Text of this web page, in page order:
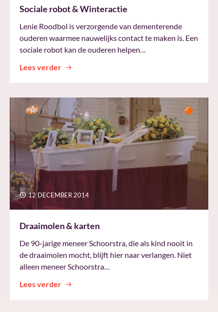
Sociale robot & Winteractie
Lenie Roodbol is verzorgende van dementerende
ouderen waarmee nauwelijks contact te maken is. Een
sociale robot kan de ouderen helpen…
Lees verder
12 DECEMBER 2014
Draaimolen & karten
De 90-jarige meneer Schoorstra, die als kind nooit in
de draaimolen mocht, blijft hier naar verlangen. Niet
alleen meneer Schoorstra…
Lees verder